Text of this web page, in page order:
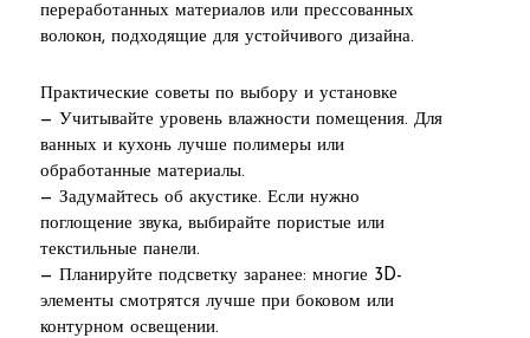
переработанных материалов или прессованных
волокон, подходящие для устойчивого дизайна.
Практические советы по выбору и установке
— Учитывайте уровень влажности помещения. Для
ванных и кухонь лучше полимеры или
обработанные материалы.
— Задумайтесь об акустике. Если нужно
поглощение звука, выбирайте пористые или
текстильные панели.
— Планируйте подсветку заранее: многие 3D-
элементы смотрятся лучше при боковом или
контурном освещении.